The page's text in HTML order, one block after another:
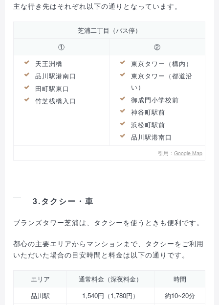
主な行き先はそれぞれ以下の通りとなっています。
芝浦二丁目（バス停）
①
②
天王洲橋
品川駅港南口
田町駅東口
竹芝桟橋入口
東京タワー（構内）
東京タワー（都道沿
い）
御成門小学校前
神谷町駅前
浜松町駅前
品川駅港南口
引用：Google Map
3.タクシー・車
ブランズタワー芝浦は、タクシーを使うときも便利です。
都心の主要エリアからマンションまで、タクシーをご利用
いただいた場合の目安時間と料金は以下の通りです。
エリア 通常料金（深夜料金）
時間
品川駅
1,540円（1,780円）
約10~20分